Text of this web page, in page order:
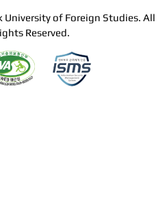
of Foreign Studies. All
Reserved.